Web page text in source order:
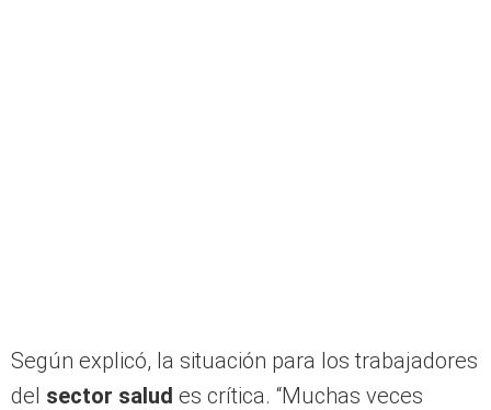
Según explicó, la situación para los trabajadores
del sector salud es crítica. “Muchas veces